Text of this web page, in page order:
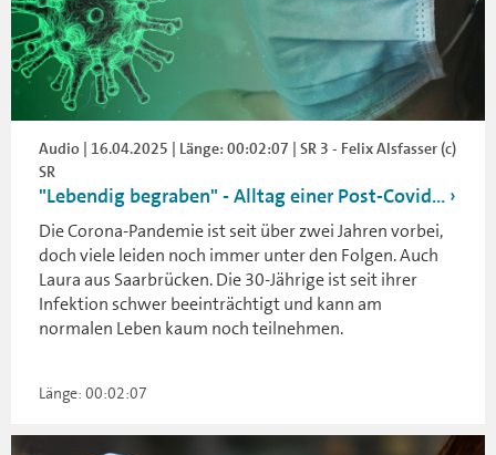
Audio | 16.04.2025 | Länge: 00:02:07 | SR 3 - Felix Alsfasser (c)
SR
"Lebendig begraben" - Alltag einer Post-Covid...
Die Corona-Pandemie ist seit über zwei Jahren vorbei,
doch viele leiden noch immer unter den Folgen. Auch
Laura aus Saarbrücken. Die 30-Jährige ist seit ihrer
Infektion schwer beeinträchtigt und kann am
normalen Leben kaum noch teilnehmen.
Länge: 00:02:07